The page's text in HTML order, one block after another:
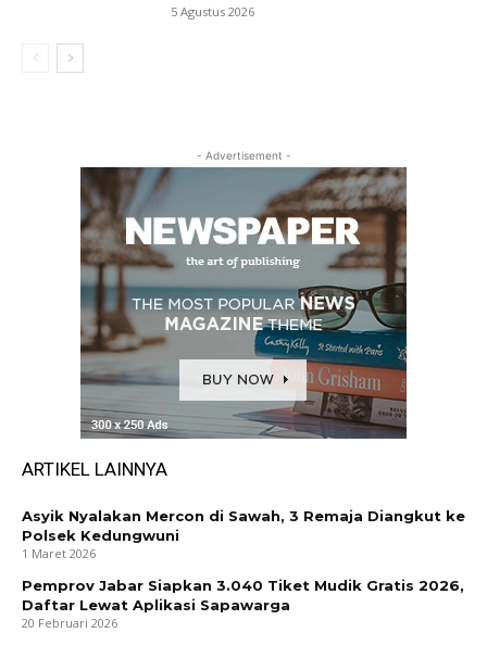
5 Agustus 2026
- Advertisement -
ARTIKEL LAINNYA
Asyik Nyalakan Mercon di Sawah, 3 Remaja Diangkut ke
Polsek Kedungwuni
1 Maret 2026
Pemprov Jabar Siapkan 3.040 Tiket Mudik Gratis 2026,
Daftar Lewat Aplikasi Sapawarga
20 Februari 2026